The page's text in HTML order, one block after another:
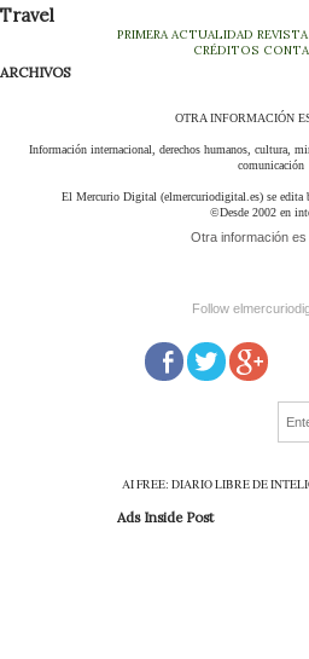
Travel
PRIMERA ACTUALIDAD REVISTA
CRÉDITOS
ARCHIVOS
OTRA INFORMACIÓN
Información internacional, derechos humanos, cultura,
comunicación
El Mercurio Digital (elmercuriodigital.es) se edita
©Desde 2002 en
Otra información es
Follow
AI FREE: DIARIO LIBRE DE
Ads Inside Post